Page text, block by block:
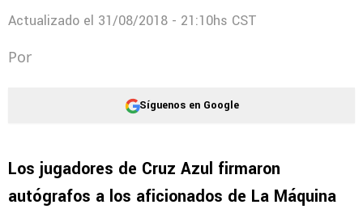
Actualizado el 31/08/2018 - 21:10hs CST
Por
Síguenos en Google
Los jugadores de Cruz Azul firmaron
autógrafos a los aficionados de La Máquina